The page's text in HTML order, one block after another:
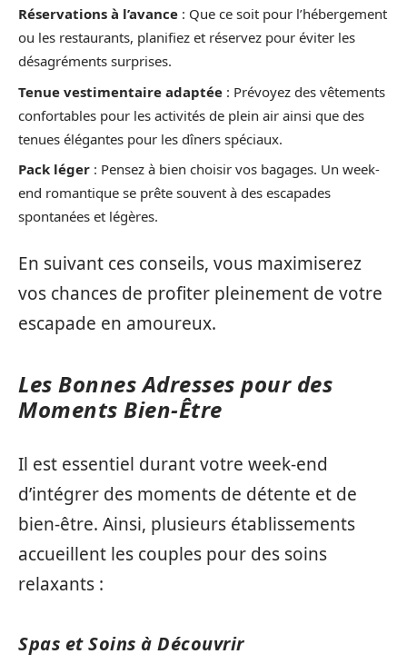
Réservations à l’avance : Que ce soit pour l’hébergement
ou les restaurants, planifiez et réservez pour éviter les
désagréments surprises.
Tenue vestimentaire adaptée : Prévoyez des vêtements
confortables pour les activités de plein air ainsi que des
tenues élégantes pour les dîners spéciaux.
Pack léger : Pensez à bien choisir vos bagages. Un week-
end romantique se prête souvent à des escapades
spontanées et légères.
En suivant ces conseils, vous maximiserez
vos chances de profiter pleinement de votre
escapade en amoureux.
Les Bonnes Adresses pour des
Moments Bien-Être
Il est essentiel durant votre week-end
d’intégrer des moments de détente et de
bien-être. Ainsi, plusieurs établissements
accueillent les couples pour des soins
relaxants :
Spas et Soins à Découvrir